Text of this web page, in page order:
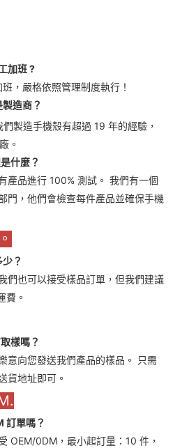
加班?
，嚴格依照管理制度執行！
造商？
製造手機殼有超過 19 年的經驗，
。
什麼？
產品進行 100% 測試。 我們有一個
門，他們會檢查每件產品並確保手機
？
們也可以接受樣品訂單，但我們建議
費。
樣嗎？
意向您發送我們產品的樣品。 只需
貨地址即可。
訂單嗎？
OEM/0DM，最小起訂量：10 件，